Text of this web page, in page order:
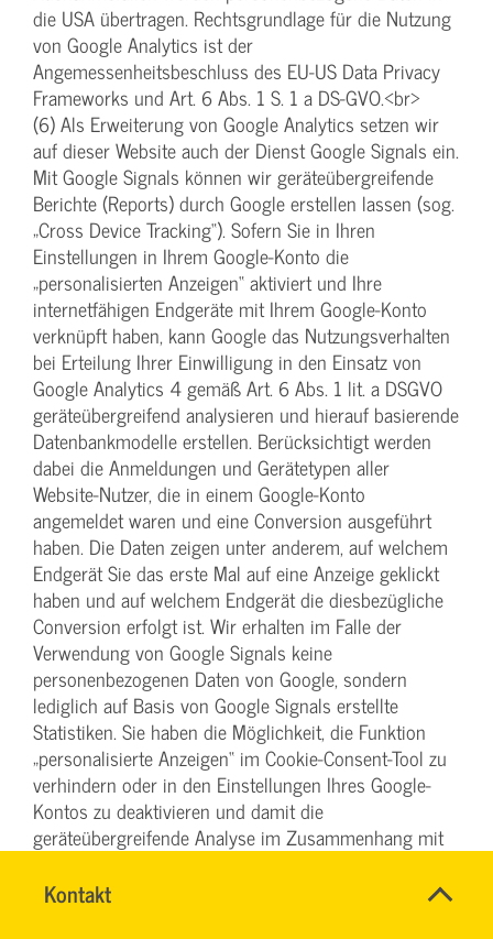
Kontakt
DENISE
Name*
die USA übertragen. Rechtsgrundlage für die Nutzung
von Google Analytics ist der
Angemessenheitsbeschluss des EU-US Data Privacy
Frameworks und Art. 6 Abs. 1 S. 1 a DS-GVO.<br>
(6) Als Erweiterung von Google Analytics setzen wir
auf dieser Website auch der Dienst Google Signals ein.
Mit Google Signals können wir geräteübergreifende
Berichte (Reports) durch Google erstellen lassen (sog.
„Cross Device Tracking“). Sofern Sie in Ihren
Einstellungen in Ihrem Google-Konto die
„personalisierten Anzeigen“ aktiviert und Ihre
internetfähigen Endgeräte mit Ihrem Google-Konto
verknüpft haben, kann Google das Nutzungsverhalten
bei Erteilung Ihrer Einwilligung in den Einsatz von
Google Analytics 4 gemäß Art. 6 Abs. 1 lit. a DSGVO
geräteübergreifend analysieren und hierauf basierende
Datenbankmodelle erstellen. Berücksichtigt werden
dabei die Anmeldungen und Gerätetypen aller
Website-Nutzer, die in einem Google-Konto
angemeldet waren und eine Conversion ausgeführt
haben. Die Daten zeigen unter anderem, auf welchem
Endgerät Sie das erste Mal auf eine Anzeige geklickt
haben und auf welchem Endgerät die diesbezügliche
Conversion erfolgt ist. Wir erhalten im Falle der
Verwendung von Google Signals keine
personenbezogenen Daten von Google, sondern
lediglich auf Basis von Google Signals erstellte
Statistiken. Sie haben die Möglichkeit, die Funktion
„personalisierte Anzeigen“ im Cookie-Consent-Tool zu
verhindern oder in den Einstellungen Ihres Google-
Kontos zu deaktivieren und damit die
geräteübergreifende Analyse im Zusammenhang mit
Hinweisen auf der nachfolgenden Seite: